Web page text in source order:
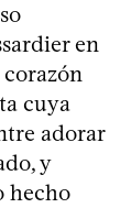
en
corazón
cuya
adorar
y
hecho